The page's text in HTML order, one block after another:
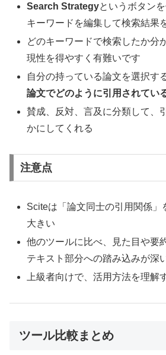
Search Strategyというボタン
キーワードを編集して検索結果
どのキーワードで検索したか分
現性を得やすく有難いです
自分の持っている論文を選択す
論文でどのように引用されてい
賛成、反対、言及に分類して、
かにしてくれる
注意点
Sciteは「論文同士の引用関係」
大きい
他のツールに比べ、見た目や要
テキスト部分への踏み込みが深
上級者向けで、活用方法を理解
ツール比較まとめ